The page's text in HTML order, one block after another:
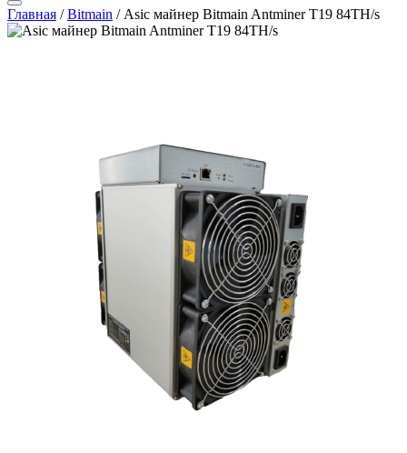
Главная /Bitmain / Asic майнер Bitmain Antminer T19 84TH/s